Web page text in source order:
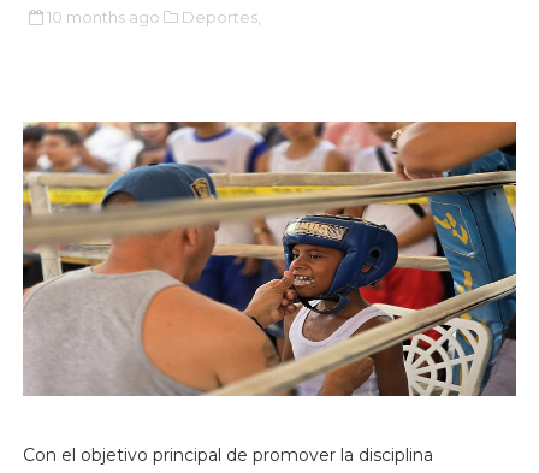
10 months ago Deportes,
Con el objetivo principal de promover la disciplina